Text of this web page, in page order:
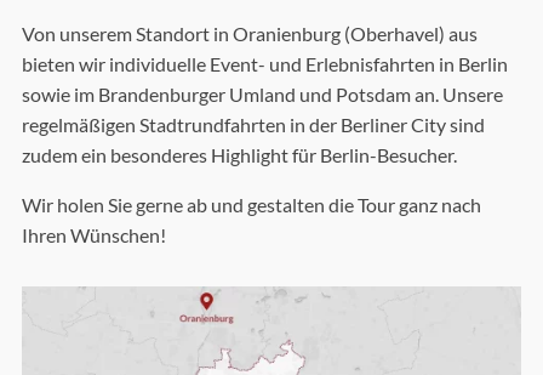
Von unserem Standort in Oranienburg (Oberhavel) aus
bieten wir individuelle Event- und Erlebnisfahrten in Berlin
sowie im Brandenburger Umland und Potsdam an. Unsere
regelmäßigen Stadtrundfahrten in der Berliner City sind
zudem ein besonderes Highlight für Berlin-Besucher.
Wir holen Sie gerne ab und gestalten die Tour ganz nach
Ihren Wünschen!